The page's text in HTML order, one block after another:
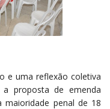
e uma reflexão coletiva
proposta de emenda
maioridade penal de 18